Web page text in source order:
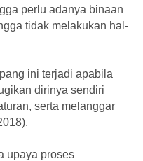
perlu adanya binaan
tidak melakukan hal-
ini terjadi apabila
dirinya sendiri
serta melanggar
upaya proses